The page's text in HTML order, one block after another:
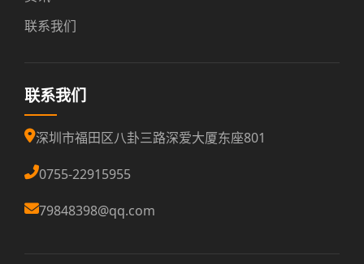
联系我们
联系我们
深圳市福田区八卦三路深爱大厦东座801
0755-22915955
79848398@qq.com